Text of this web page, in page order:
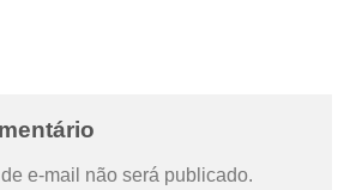
e-mail não será publicado.